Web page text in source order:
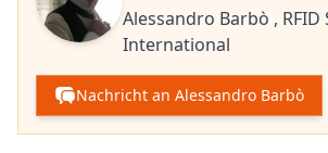
Alessandro Barbò , RFID
International
Nachricht an Alessandro Barbò